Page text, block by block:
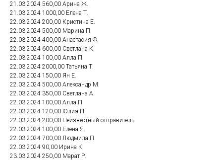
21.03.2024 560,00 Арина Ж.
21.03.2024 1000,00 Елена Т.
22.03.2024 200,00 Кристина Е.
22.03.2024 500,00 Марина П.
22.03.2024 400,00 Анастасия Ф.
22.03.2024 600,00 Светлана К.
22.03.2024 100,00 Алла П.
22.03.2024 2000,00 Татьяна Т.
22.03.2024 150,00 Ян Е.
22.03.2024 500,00 Александр М.
22.03.2024 350,00 Светлана А.
22.03.2024 100,00 Алла П.
22.03.2024 120,00 Юлия П.
22.03.2024 200,00 Неизвестный отправитель
22.03.2024 100,00 Елена Я.
22.03.2024 700,00 Людмила П.
22.03.2024 90,00 Ирина К.
23.03.2024 250,00 Марат Р.